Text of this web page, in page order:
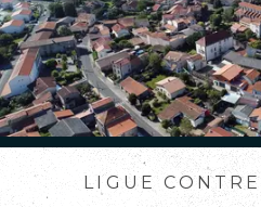
LIGUE